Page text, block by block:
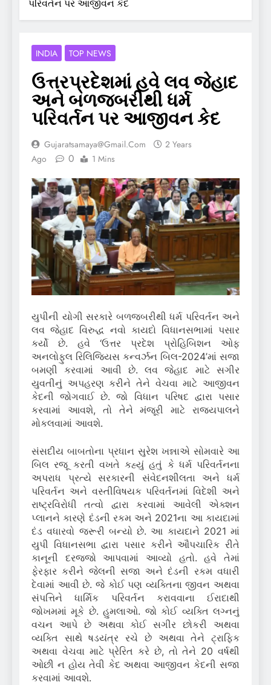
પરિવર્તન પર આજીવન કેદ
INDIA TOP NEWS
ઉત્તરપ્રદેશમાં હવે લવ જેહાદ
અને બળજબરીથી ધર્મ
પરિવર્તન પર આજીવન કેદ
Gujaratsamaya@gmail.com
2 Years
Ago
0 1 Mins
યુપીની યોગી સરકારે બળજબરીથી ધર્મ પરિવર્તન અને
લવ જેહાદ વિરુદ્ધ નવો કાયદો વિધાનસભામાં પસાર
કર્યો છે. હવે ‘ઉત્તર પ્રદેશ પ્રોહિબિશન ઓફ
અનલોફુલ રિલિજિયસ કન્વર્ઝન બિલ-2024’માં સજા
બમણી કરવામાં આવી છે. લવ જેહાદ માટે સગીર
યુવતીનું અપહરણ કરીને તેને વેચવા માટે આજીવન
કેદની જોગવાઈ છે. જો વિધાન પરિષદ દ્વારા પસાર
કરવામાં આવશે, તો તેને મંજૂરી માટે રાજ્યપાલને
મોકલવામાં આવશે.
સંસદીય બાબતોના પ્રધાન સુરેશ ખન્નાએ સોમવારે આ
બિલ રજૂ કરતી વખતે કહ્યું હતું કે ધર્મ પરિવર્તનના
અપરાધ પ્રત્યે સરકારની સંવેદનશીલતા અને ધર્મ
પરિવર્તન અને વસ્તીવિષયક પરિવર્તનમાં વિદેશી અને
રાષ્ટ્રવિરોધી તત્વો દ્વારા કરવામાં આવેલી એક્શન
પ્લાનને કારણે દંડની રકમ અને 2021ના આ કાયદામાં
દંડ વધારવો જરૂરી બન્યો છે. આ કાયદાને 2021 માં
યુપી વિધાનસભા દ્વારા પસાર કરીને ઔપચારિક રીતે
કાનૂની દરજ્જો આપવામાં આવ્યો હતો. હવે તેમાં
ફેરફાર કરીને જેલની સજા અને દંડની રકમ વધારી
દેવામાં આવી છે. જે કોઈ પણ વ્યક્તિના જીવન અથવા
સંપત્તિને ધાર્મિક પરિવર્તન કરાવવાના ઈરાદાથી
જોખમમાં મૂકે છે. હુમલાઓ. જો કોઈ વ્યક્તિ લગ્નનું
વચન આપે છે અથવા કોઈ સગીર છોકરી અથવા
વ્યક્તિ સાથે ષડયંત્ર રચે છે અથવા તેને ટ્રાફિક
અથવા વેચવા માટે પ્રેરિત કરે છે, તો તેને 20 વર્ષથી
ઓછી ન હોય તેવી કેદ અથવા આજીવન કેદની સજા
કરવામાં આવશે.